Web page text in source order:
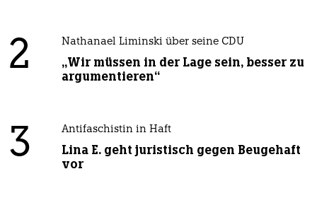
2 Nathanael Liminski über seine CDU
„Wir müssen in der Lage sein, besser zu
argumentieren“
3 Antifaschistin in Haft
Lina E. geht juristisch gegen Beugehaft
vor